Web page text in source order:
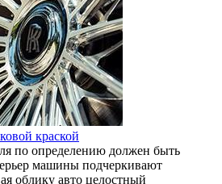
краской
по определению должен быть
машины подчеркивают
облику авто целостный